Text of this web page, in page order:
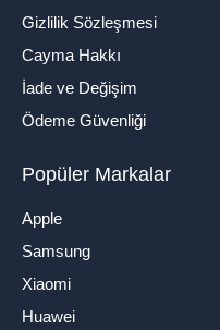
Gizlilik Sözleşmesi
Cayma Hakkı
İade ve Değişim
Ödeme Güvenliği
Popüler Markalar
Apple
Samsung
Xiaomi
Huawei